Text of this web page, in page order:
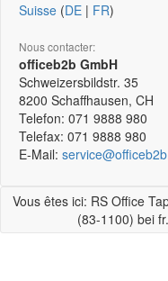
Suisse (DE | FR)
Nous contacter:
officeb2b GmbH
Schweizersbildstr. 35
8200 Schaffhausen, CH
Telefon: 071 9888 980
Telefax: 071 9888 980
E-Mail:
Vous êtes ici: RS Office
(83-1100) bei